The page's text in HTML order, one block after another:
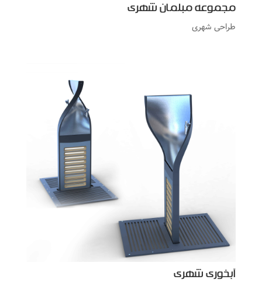
مجموعه مبلمان شهری
طراحی شهری
آبخوری شهری